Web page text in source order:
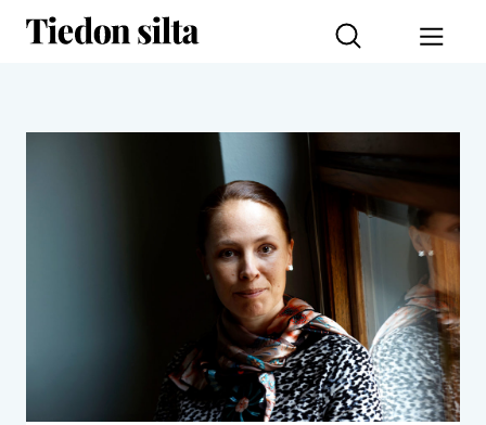
Siirry sisältöön
Tiedon silta